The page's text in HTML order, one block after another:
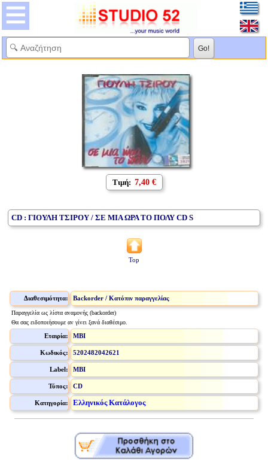
Τιμή: 7,40 €
CD : ΓΙΟΥΛΗ ΤΣΙΡΟΥ / ΣΕ ΜΙΑ ΩΡΑ ΤΟ ΠΟΛΥ CD S
Top
Διαθεσιμότητα: Backorder / Κατόπιν παραγγελίας
Παραγγελία ως λίστα αναμονής (backorder)
Θα σας ειδοποιήσουμε αν γίνει ξανά διαθέσιμο.
Εταιρία: MBI
Κωδικός: 5202482042621
Label: MBI
Τύπος: CD
Κατηγορία: Ελληνικός Κατάλογος